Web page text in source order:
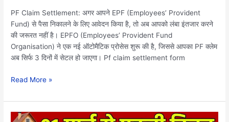
PF Claim Settlement: अगर आपने EPF (Employees’ Provident
Fund) से पैसा निकालने के लिए आवेदन किया है, तो अब आपको लंबा इंतजार करने
की जरूरत नहीं है। EPFO (Employees’ Provident Fund
Organisation) ने एक नई ऑटोमैटिक प्रोसेस शुरू की है, जिससे आपका PF क्लेम
अब सिर्फ 3 दिनों में सेटल हो जाएगा। Pf claim settlement form
Read More »
PM